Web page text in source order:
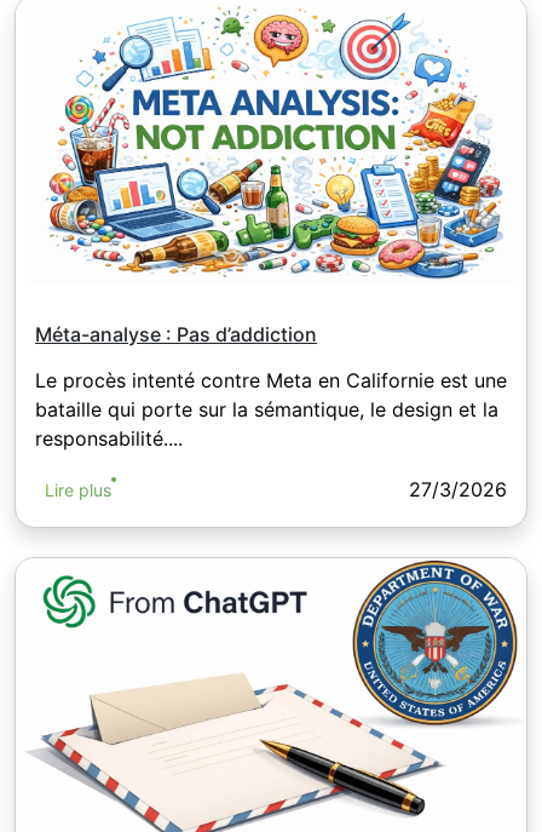
Méta-analyse : Pas d’addiction
Le procès intenté contre Meta en Californie est une
bataille qui porte sur la sémantique, le design et la
responsabilité....
Lire plus 27/3/2026